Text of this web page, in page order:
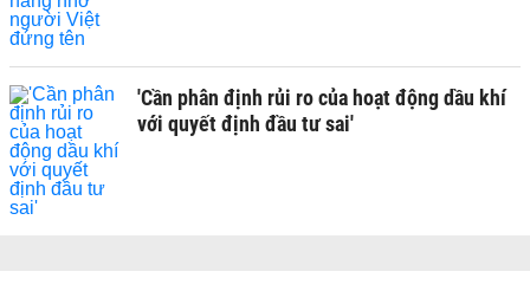
'Cần phân định rủi ro của hoạt động dầu khí
với quyết định đầu tư sai'